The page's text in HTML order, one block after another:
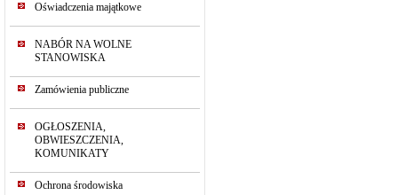
Oświadczenia majątkowe
NABÓR NA WOLNE
STANOWISKA
Zamówienia publiczne
OGŁOSZENIA,
OBWIESZCZENIA,
KOMUNIKATY
Ochrona środowiska